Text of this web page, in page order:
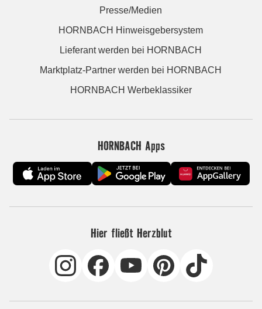
Presse/Medien
HORNBACH Hinweisgebersystem
Lieferant werden bei HORNBACH
Marktplatz-Partner werden bei HORNBACH
HORNBACH Werbeklassiker
HORNBACH Apps
Hier fließt Herzblut